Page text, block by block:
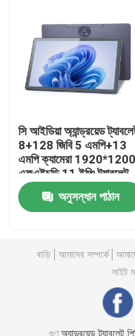
VR প্রদর্শন
কারখানা ভ্রমণ
মান নিয়ন্ত্রণ
উদ্ধৃতির জন্য আবেদন
সি আইডিয়া অ্যান্ড্রয়েড
8+128 জিবি 5 এমপি+13
এমপি ক্যামেরা 1920*1200
এফএইচডি 11 ইঞ্চি ট্যাবলেট
পিসি পি1300
অনুসন্ধান পাঠান
বাড়ি আমাদের সম্পর্কে
সাইট
গুণঅ্যান্ড্রয়েড ট্যাবলেট